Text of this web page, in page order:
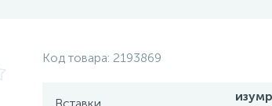
Код товара: 2193869